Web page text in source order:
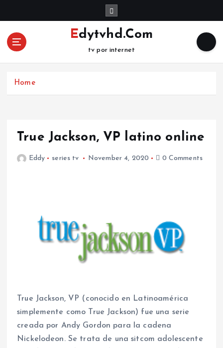
o
Edytvhd.Com
tv por internet
Home
True Jackson, VP latino online
Eddy series tv November 4, 2020 0 Comments
True Jackson, VP (conocido en Latinoamérica
simplemente como True Jackson) fue una serie
creada por Andy Gordon para la cadena
Nickelodeon. Se trata de una sitcom adolescente